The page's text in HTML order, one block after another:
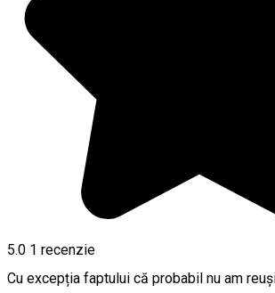
5.0 1 recenzie
Cu excepția faptului că probabil nu am